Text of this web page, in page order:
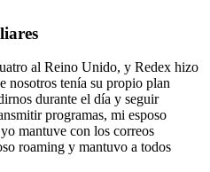
al Reino Unido, y Redex hizo
nosotros tenía su propio plan
durante el día y seguir
programas, mi esposo
mantuve con los correos
roaming y mantuvo a todos